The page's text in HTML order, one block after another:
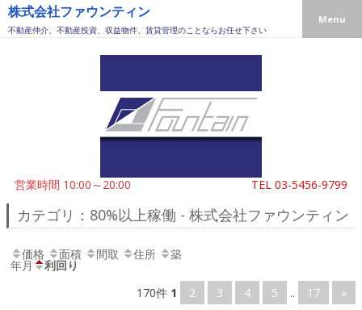
株式会社ファウンティン
不動産仲介、不動産投資、収益物件、賃貸管理のことならお任せ下さい
営業時間 10:00～20:00 TEL 03-5456-9799
Menu
カテゴリ：80%以上稼働 - 株式会社ファウンティン
価格 面積 間取 住所 築
年月
利回り
170件 1 2 3 4 5 .. 17 »